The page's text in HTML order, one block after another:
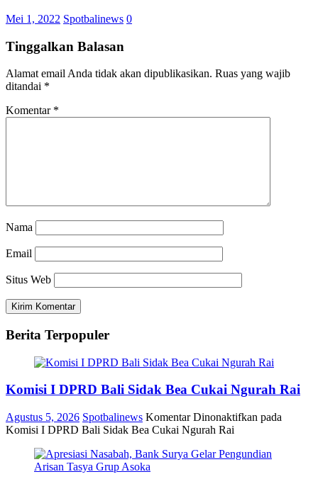
Mei 1, 2022 Spotbalinews 0
Tinggalkan Balasan
Alamat email Anda tidak akan dipublikasikan. Ruas yang wajib
ditandai *
Komentar *
Nama
Email
Situs Web
Berita Terpopuler
Komisi I DPRD Bali Sidak Bea Cukai Ngurah Rai
Agustus 5, 2026 Spotbalinews Komentar Dinonaktifkan pada
Komisi I DPRD Bali Sidak Bea Cukai Ngurah Rai